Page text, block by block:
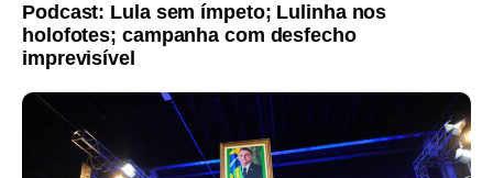
Podcast: Lula sem ímpeto; Lulinha nos
holofotes; campanha com desfecho
imprevisível